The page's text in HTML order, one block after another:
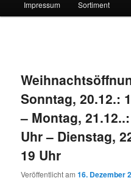
Impressum Sortiment
Sonntag, 20.12.:
– Montag,
Uhr – Dienstag,
19 Uhr
Veröffentlicht am16. Dezember